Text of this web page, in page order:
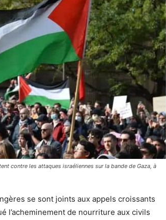
contre les attaques israéliennes sur la bande de Gaza, à
se sont joints aux appels croissants
l’acheminement de nourriture aux civils